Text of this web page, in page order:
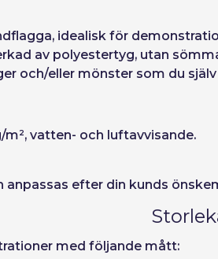
Återställ lösenord
idealisk för
av polyestertyg, utan
och/eller mönster som du
m², vatten- och luftavvisande.
efter din kunds
med följande mått: